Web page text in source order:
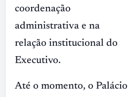
coordenação
administrativa e na
relação institucional do
Executivo.
Até o momento, o Palácio